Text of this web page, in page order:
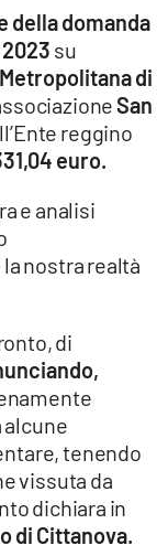
della domanda
su
di
San
reggino
euro.
e analisi
nostra realtà
di
alcune
tenendo
vissuta da
dichiara in
di Cittanova.